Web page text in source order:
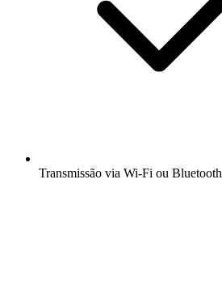
Transmissão via Wi-Fi ou Bluetooth